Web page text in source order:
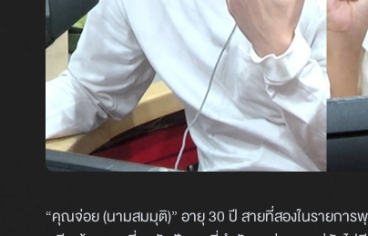
“คุณจ่อย (นามสมมุติ)” อายุ 30 ปี สายที่สองในรายการ